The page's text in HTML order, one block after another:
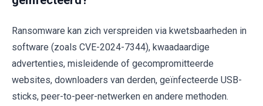
Ransomware kan zich verspreiden via kwetsbaarheden in
software (zoals CVE-2024-7344), kwaadaardige
advertenties, misleidende of gecompromitteerde
websites, downloaders van derden, geïnfecteerde USB-
sticks, peer-to-peer-netwerken en andere methoden.